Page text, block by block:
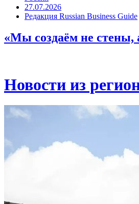
27.07.2026
Редакция Russian Business Guide
«Мы создаём не стены,
Новости из